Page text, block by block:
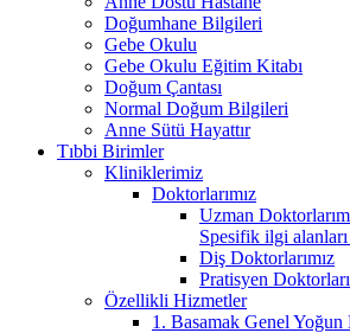
Doğumhane Bilgileri
Gebe Okulu
Gebe Okulu Eğitim Kitabı
Doğum Çantası
Normal Doğum Bilgileri
Anne Sütü Hayattır
Tıbbi Birimler
Kliniklerimiz
Doktorlarımız
Uzman
Spesifik ilgi alanları
Diş Doktorlarımız
Pratisyen
Özellikli Hizmetler
1. Basamak Genel Yoğun